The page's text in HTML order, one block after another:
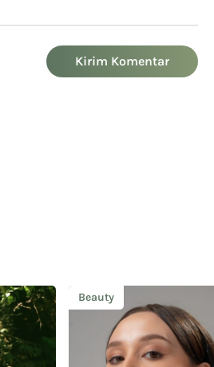
Kirim Komentar
Beauty